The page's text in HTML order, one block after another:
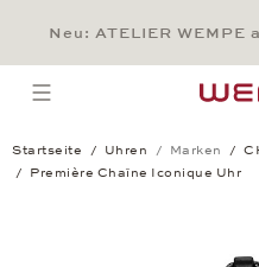
Main
Neu: ATELIER
open menu
Startseite Uhren Marken
Première Chaîne Iconique Uhr